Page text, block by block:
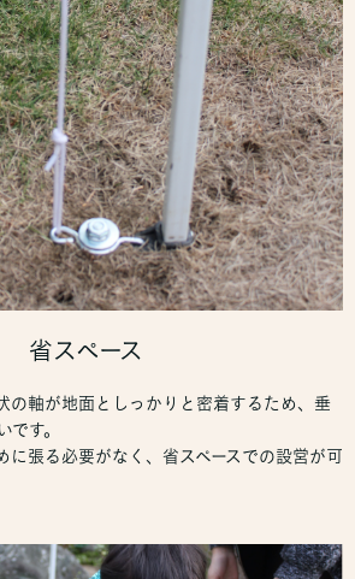
省スペース
の軸が地面としっかりと密着するため、垂
です。
に張る必要がなく、省スペースでの設営が可